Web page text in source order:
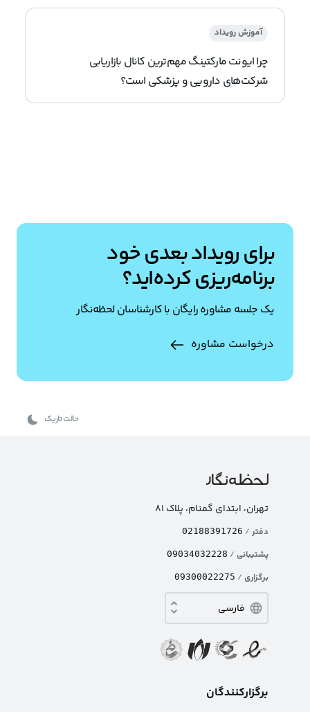
آموزش رویداد
چرا ایونت مارکتینگ مهم‌ترین کانال بازاریابی
شرکت‌های دارویی و پزشکی است؟
برای رویداد بعدی خود
برنامه‌ریزی کرده‌اید؟
یک جلسه مشاوره رایگان با کارشناسان لحظه‌نگار
درخواست مشاوره
حالت تاریک
تهران، ابتدای گمنام، پلاک ۸۱
دفتر /
02188391726
پشتیبانی /
09034032228
برگزاری /
09300022275
برگزارکنندگان